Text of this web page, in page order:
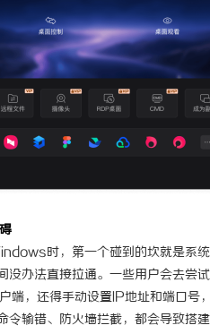
时，第一个碰到的坎就是
没办法直接拉通。一些用户会去
端，还得手动设置IP地址和端口号
令输错、防火墙拦截，都会导致
唇，才是你整张脸的
气质加分项